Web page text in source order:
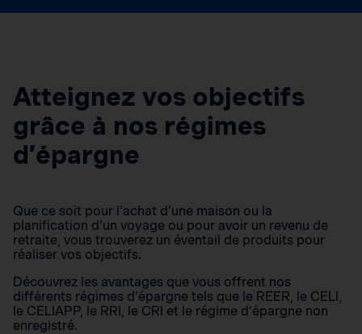
Atteignez vos objectifs
grâce à nos régimes
d’épargne
Que ce soit pour l’achat d’une maison ou la
planification d’un voyage ou pour avoir un revenu de
retraite, vous trouverez un éventail de produits pour
réaliser vos objectifs.
Découvrez les avantages que vous offrent nos
différents régimes d’épargne tels que le REER, le CELI,
le CELIAPP, le RRI, le CRI et le régime d’épargne non
enregistré.